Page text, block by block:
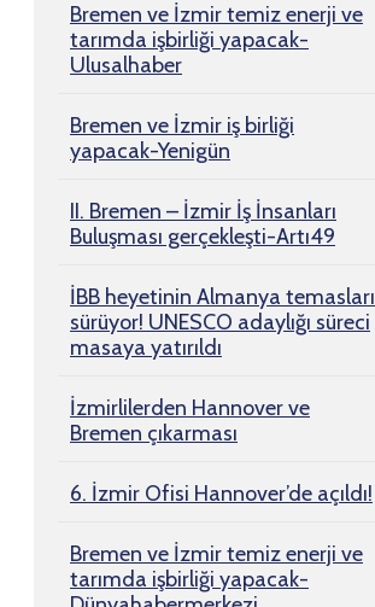
Bremen ve İzmir temiz enerji ve
tarımda işbirliği yapacak-
Ulusalhaber
Bremen ve İzmir iş birliği
yapacak-Yenigün
II. Bremen – İzmir İş İnsanları
Buluşması gerçekleşti-Artı49
İBB heyetinin Almanya temasları
sürüyor! UNESCO adaylığı süreci
masaya yatırıldı
İzmirlilerden Hannover ve
Bremen çıkarması
6. İzmir Ofisi Hannover’de açıldı!
Bremen ve İzmir temiz enerji ve
tarımda işbirliği yapacak-